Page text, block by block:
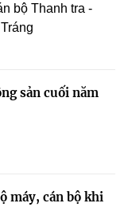
bộ Thanh tra -
sản cuối năm
máy, cán bộ khi